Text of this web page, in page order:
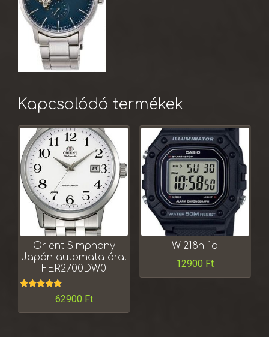
Kapcsolódó termékek
Orient Simphony
Japán automata óra.
FER2700DW0
Értékelés:
/ 5
62900 Ft
W-218h-1a
12900 Ft